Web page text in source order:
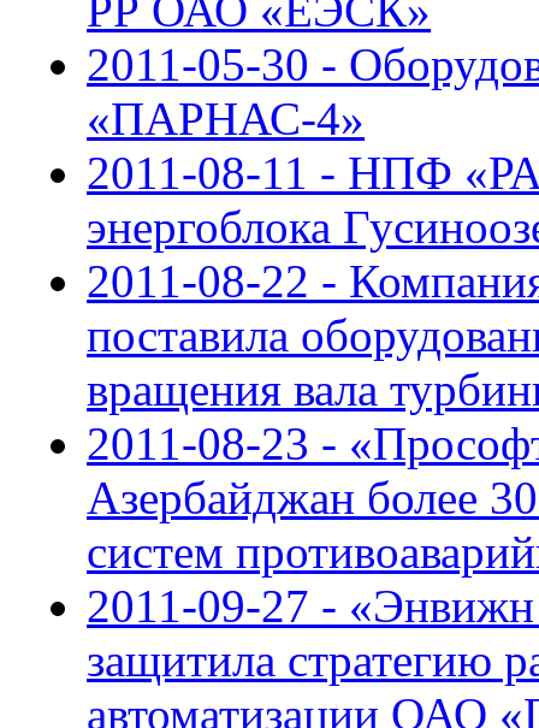
РР ОАО «ЕЭСК»
2011-05-30 -
«ПАРНАС-4»
2011-08-11 - НПФ
энергоблока
2011-08-22 -
поставила
вращения вала
2011-08-23 -
Азербайджан более
систем
2011-09-27 - «Энвижн
защитила стратегию
автоматизации ОАО